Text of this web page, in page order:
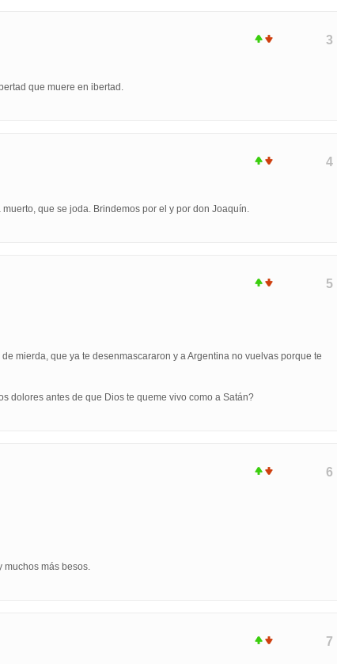
3
que muere en ibertad.
4
que se joda. Brindemos por el y por don Joaquín.
5
mierda, que ya te desenmascararon y a Argentina no vuelvas porque te
dolores antes de que Dios te queme vivo como a Satán?
6
muchos más besos.
7